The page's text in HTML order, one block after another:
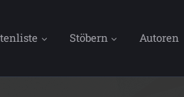
Stöbern Autoren